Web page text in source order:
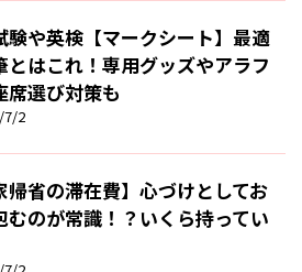
験や英検【マークシート】最適
とはこれ！専用グッズやアラフ
席選び対策も
7/2
帰省の滞在費】心づけとしてお
むのが常識！？いくら持ってい